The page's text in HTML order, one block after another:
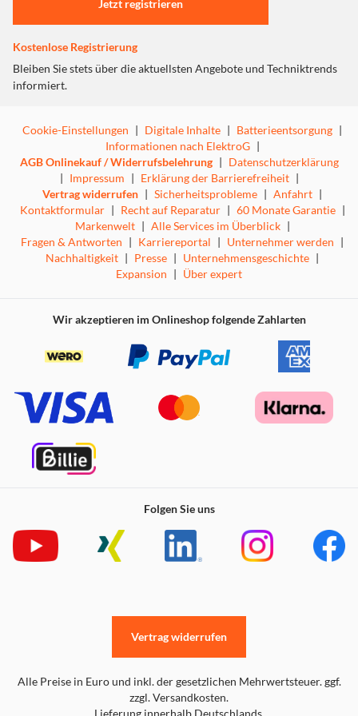
Jetzt registrieren
Kostenlose Registrierung
Bleiben Sie stets über die aktuellsten Angebote und Techniktrends
informiert.
Cookie-Einstellungen | Digitale Inhalte | Batterieentsorgung |
Informationen nach ElektroG |
AGB Onlinekauf / Widerrufsbelehrung | Datenschutzerklärung
| Impressum | Erklärung der Barrierefreiheit |
Vertrag widerrufen | Sicherheitsprobleme | Anfahrt |
Kontaktformular | Recht auf Reparatur | 60 Monate Garantie |
Markenwelt | Alle Services im Überblick |
Fragen & Antworten | Karriereportal | Unternehmer werden |
Nachhaltigkeit | Presse | Unternehmensgeschichte |
Expansion | Über expert
Wir akzeptieren im Onlineshop folgende Zahlarten
Folgen Sie uns
Alle Preise in Euro und inkl. der gesetzlichen Mehrwertsteuer. ggf.
zzgl. Versandkosten.
Lieferung innerhalb Deutschlands.
Vertrag widerrufen